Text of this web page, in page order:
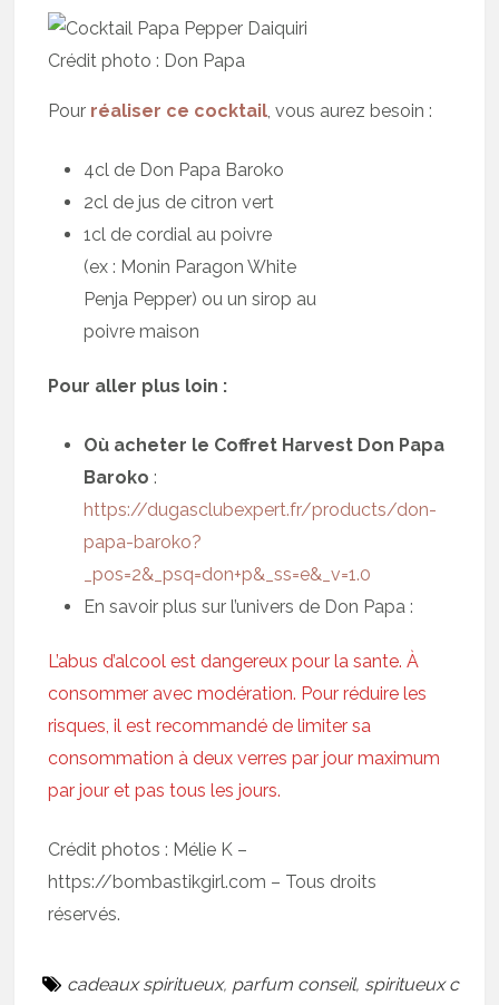
Crédit photo : Don Papa
Pour réaliser ce cocktail, vous aurez besoin :
4cl de Don Papa Baroko
2cl de jus de citron vert
1cl de cordial au poivre
(ex : Monin Paragon White
Penja Pepper) ou un sirop au
poivre maison
Pour aller plus loin :
Où acheter le Coffret Harvest Don Papa
Baroko :
https://dugasclubexpert.fr/products/don-
papa-baroko?
_pos=2&_psq=don+p&_ss=e&_v=1.0
En savoir plus sur l’univers de Don Papa :
L’abus d’alcool est dangereux pour la sante. À
consommer avec modération. Pour réduire les
risques, il est recommandé de limiter sa
consommation à deux verres par jour maximum
par jour et pas tous les jours.
Crédit photos : Mélie K –
https://bombastikgirl.com – Tous droits
réservés.
cadeaux spiritueux, parfum conseil, spiritueux c